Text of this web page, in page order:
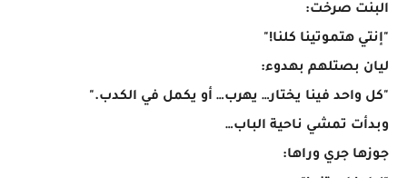
البنت صرخت:
"إنتي هتموتينا كلنا!"
ليان بصتلهم بهدوء:
"كل واحد فينا يختار… يهرب… أو يكمل في الكدب."
وبدأت تمشي ناحية الباب…
جوزها جري وراها: